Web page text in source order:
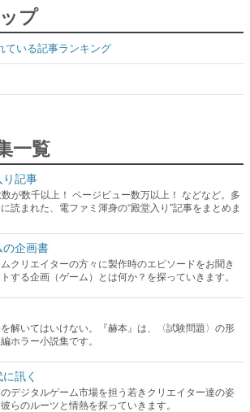
プ
ている記事ランキング
一覧
り記事
が数千以上！ ページビュー数万以上！ などなど。多
読まれた、電ファミ渾身の“殿堂入り”記事をまとめま
企画書
クリエイターの方々に製作時のエピソードをお聞き
する企画（ゲーム）とは何か？を探っていきます。
解いてはいけない。『赫本』は、〈試験問題〉の形
ホラー小説集です。
訊く
デジタルゲーム市場を担う若きクリエイター達の姿
らのルーツと情熱を探っていきます。